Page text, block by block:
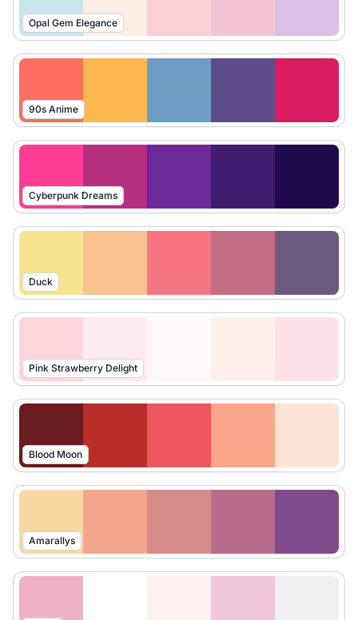
Opal Gem Elegance
90s Anime
Cyberpunk Dreams
Duck
Pink Strawberry Delight
Blood Moon
Amarallys